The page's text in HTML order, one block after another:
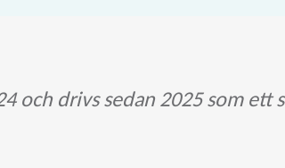
och drivs sedan 2025 som